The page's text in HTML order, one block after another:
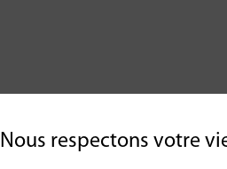
Nous respectons votre